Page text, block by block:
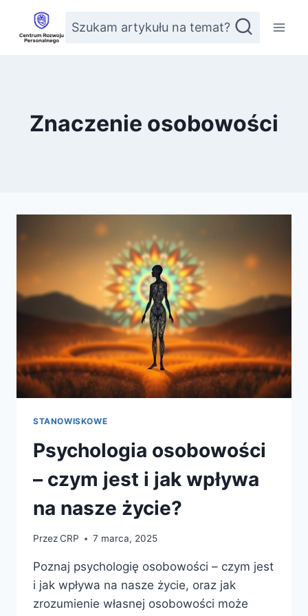
Przejdź
treści
Szukam artykułu na temat?
Znaczenie osobowości
STANOWISKOWE
Psychologia osobowości
– czym jest i jak wpływa
na nasze życie?
PrzezCRP 7 marca, 2025
Poznaj psychologię osobowości – czym jest
i jak wpływa na nasze życie, oraz jak
zrozumienie własnej osobowości może